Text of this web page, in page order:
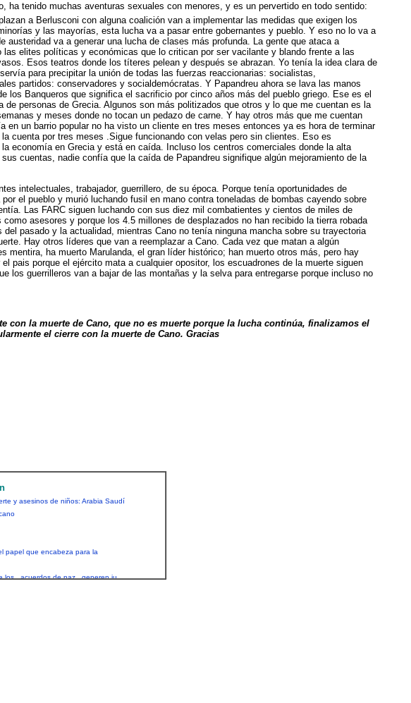
ha tenido muchas aventuras sexuales con menores, y es un pervertido en todo sentido:
a Berlusconi con alguna coalición van a implementar las medidas que exigen los
y las mayorías, esta lucha va a pasar entre gobernantes y pueblo. Y eso no lo va a
va a generar una lucha de clases más profunda. La gente que ataca a
elites políticas y económicas que lo critican por ser vacilante y blando frente a las
Esos teatros donde los títeres pelean y después se abrazan. Yo tenía la idea clara de
para precipitar la unión de todas las fuerzas reaccionarias: socialistas,
partidos: conservadores y socialdemócratas. Y Papandreu ahora se lava las manos
los Banqueros que significa el sacrificio por cinco años más del pueblo griego. Ese es el
personas de Grecia. Algunos son más politizados que otros y lo que me cuentan es la
y meses donde no tocan un pedazo de carne. Y hay otros más que me cuentan
un barrio popular no ha visto un cliente en tres meses entonces ya es hora de terminar
cuenta por tres meses .Sigue funcionando con velas pero sin clientes. Eso es
economía en Grecia y está en caída. Incluso los centros comerciales donde la alta
cuentas, nadie confía que la caída de Papandreu signifique algún mejoramiento de la
intelectuales, trabajador, guerrillero, de su época. Porque tenía oportunidades de
el pueblo y murió luchando fusil en mano contra toneladas de bombas cayendo sobre
Las FARC siguen luchando con sus diez mil combatientes y cientos de miles de
asesores y porque los 4.5 millones de desplazados no han recibido la tierra robada
pasado y la actualidad, mientras Cano no tenía ninguna mancha sobre su trayectoria
Hay otros líderes que van a reemplazar a Cano. Cada vez que matan a algún
ha muerto Marulanda, el gran líder histórico; han muerto otros más, pero hay
pais porque el ejército mata a cualquier opositor, los escuadrones de la muerte siguen
los guerrilleros van a bajar de las montañas y la selva para entregarse porque incluso no
con la muerte de Cano, que no es muerte porque la lucha continúa, finalizamos el
el cierre con la muerte de Cano. Gracias